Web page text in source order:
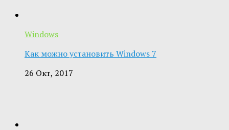
Windows
Как можно установить Windows 7
26 Окт, 2017